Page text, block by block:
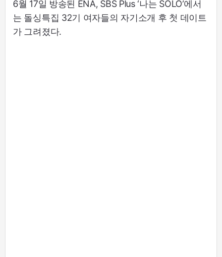
6월 17일 방송된 ENA, SBS Plus ‘나는 SOLO’에서
는 돌싱특집 32기 여자들의 자기소개 후 첫 데이트
가 그려졌다.